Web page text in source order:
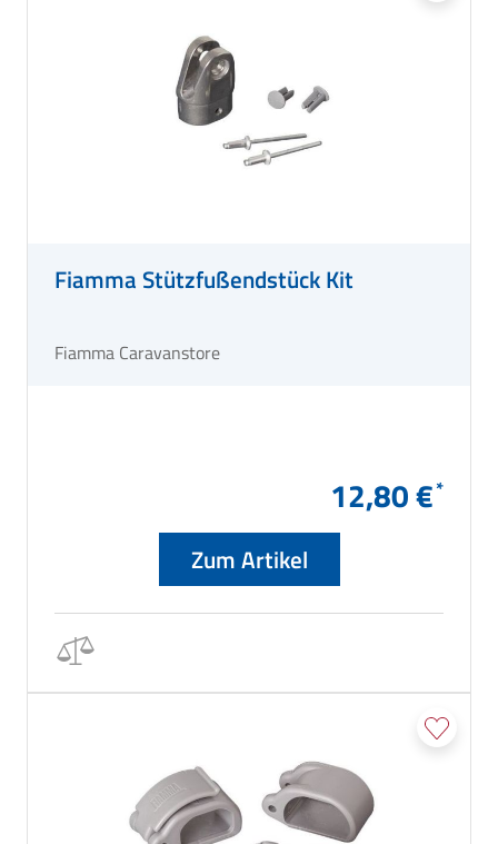
Fiamma Stützfußendstück Kit
Fiamma Caravanstore
12,80 €
Zum Artikel